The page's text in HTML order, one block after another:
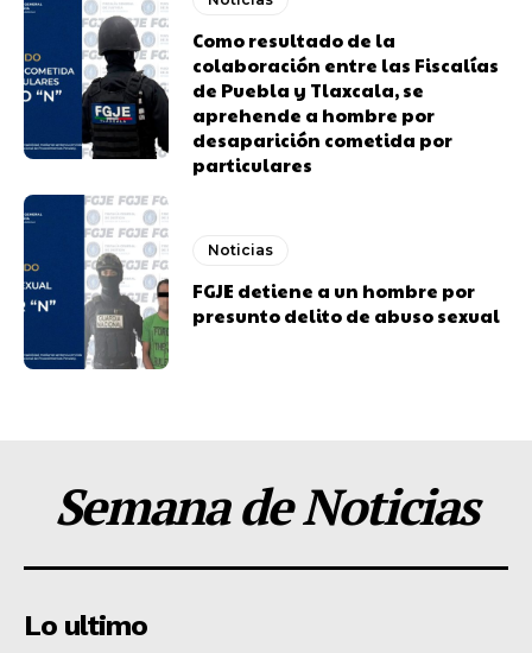
Como resultado de la
colaboración entre las Fiscalías
de Puebla y Tlaxcala, se
aprehende a hombre por
desaparición cometida por
particulares
Noticias
FGJE detiene a un hombre por
presunto delito de abuso sexual
Semana de Noticias
Lo ultimo